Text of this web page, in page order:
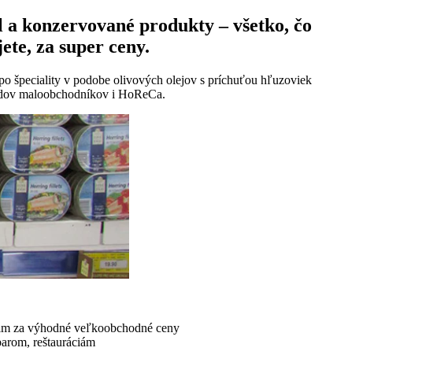
konzervované produkty – všetko, čo
za super ceny.
špeciality v podobe olivových olejov s príchuťou hľuzoviek
maloobchodníkov i HoReCa.
za výhodné veľkoobchodné ceny
reštauráciám